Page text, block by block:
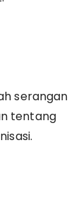
serangan
tentang